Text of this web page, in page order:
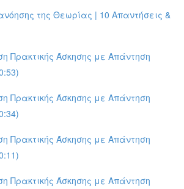
της Θεωρίας | 10 Απαντήσεις &
Πρακτικής Άσκησης με Απάντηση
Πρακτικής Άσκησης με Απάντηση
Πρακτικής Άσκησης με Απάντηση
Πρακτικής Άσκησης με Απάντηση